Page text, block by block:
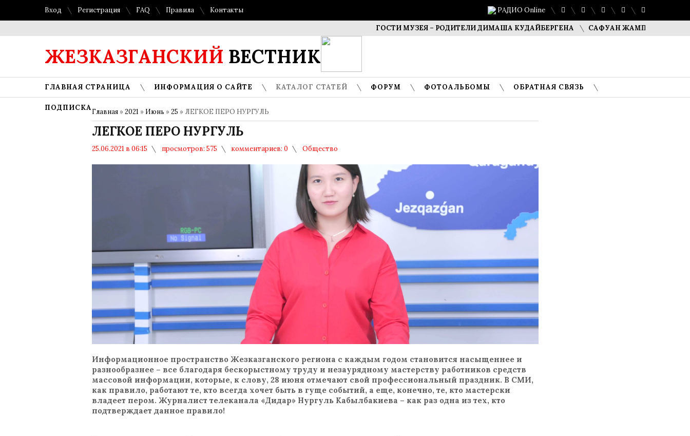
Вход Регистрация FAQ Правила Контакты РАДИО Online
ГОСТИ МУЗЕЯ – РОДИТЕЛИ ДИМАША КУДАЙБЕРГЕНА САФУАН ЖАМПЕИСОВ: «МЫ
ЖЕЗКАЗГАНСКИЙ ВЕСТНИК
ГЛАВНАЯ СТРАНИЦА ИНФОРМАЦИЯ О САЙТЕ КАТАЛОГ СТАТЕЙ ФОРУМ ФОТОАЛЬБОМЫ ОБРАТНАЯ СВЯЗЬ
ПОДПИСКАГлавная »2021 » Июнь »25 » ЛЕГКОЕ ПЕРО НУРГУЛЬ
ЛЕГКОЕ ПЕРО НУРГУЛЬ
25.06.2021 в 06:15 просмотров: 575 комментариев: 0 Общество
Информационное пространство Жезказганского региона с каждым годом становится насыщеннее и
разнообразнее – все благодаря бескорыстному труду и незаурядному мастерству работников средств
массовой информации, которые, к слову, 28 июня отмечают свой профессиональный праздник. В СМИ,
как правило, работают те, кто всегда хочет быть в гуще событий, а еще, конечно, те, кто мастерски
владеет пером. Журналист телеканала «Дидар» Нургуль Кабылбакиева – как раз одна из тех, кто
подтверждает данное правило!